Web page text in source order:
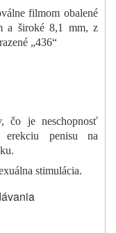
filmom obalené
a široké 8,1 mm, z
„436“
čo je neschopnosť
erekciu penisu na
stimulácia.